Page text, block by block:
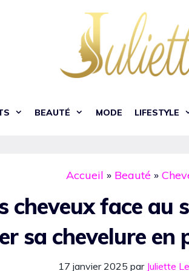
BEAUTÉ MODE LIFESTYLE
Accueil » Beauté»
cheveux face au
sa chevelure en
17 janvier 2025 par Juliette